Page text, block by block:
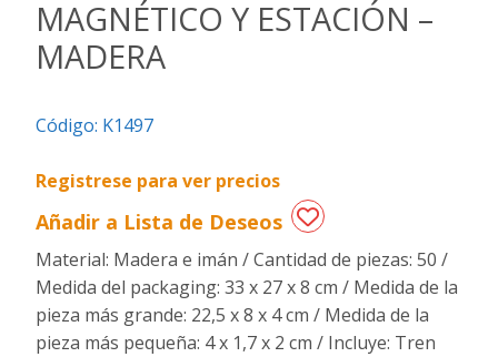
Regalos
de
especiales
MAGNÉTICO Y ESTACIÓN –
MADERA
Código: K1497
Registrese para ver precios
Añadir a Lista de Deseos
Material: Madera e imán / Cantidad de piezas: 50 /
Medida del packaging: 33 x 27 x 8 cm / Medida de la
pieza más grande: 22,5 x 8 x 4 cm / Medida de la
pieza más pequeña: 4 x 1,7 x 2 cm / Incluye: Tren